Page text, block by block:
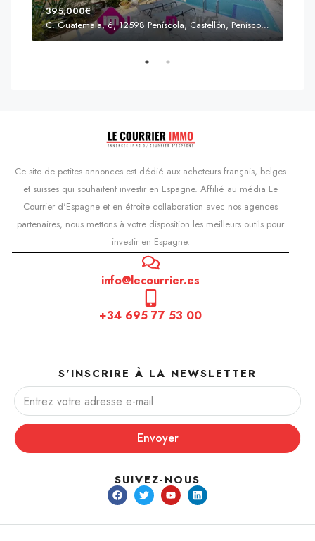
395,000€
C. Guatemala, 6, 12598 Peñíscola, Castellón, Peñíscola, Communauté valencienne
Ce site de petites annonces est dédié aux acheteurs français, belges
et suisses qui souhaitent investir en Espagne. Affilié au média Le
Courrier d'Espagne et en étroite collaboration avec nos agences
partenaires, nous mettons à votre disposition les meilleurs outils pour
investir en Espagne.
info@lecourrier.es
+34 695 77 53 00
S'INSCRIRE À LA NEWSLETTER
Envoyer
SUIVEZ-NOUS